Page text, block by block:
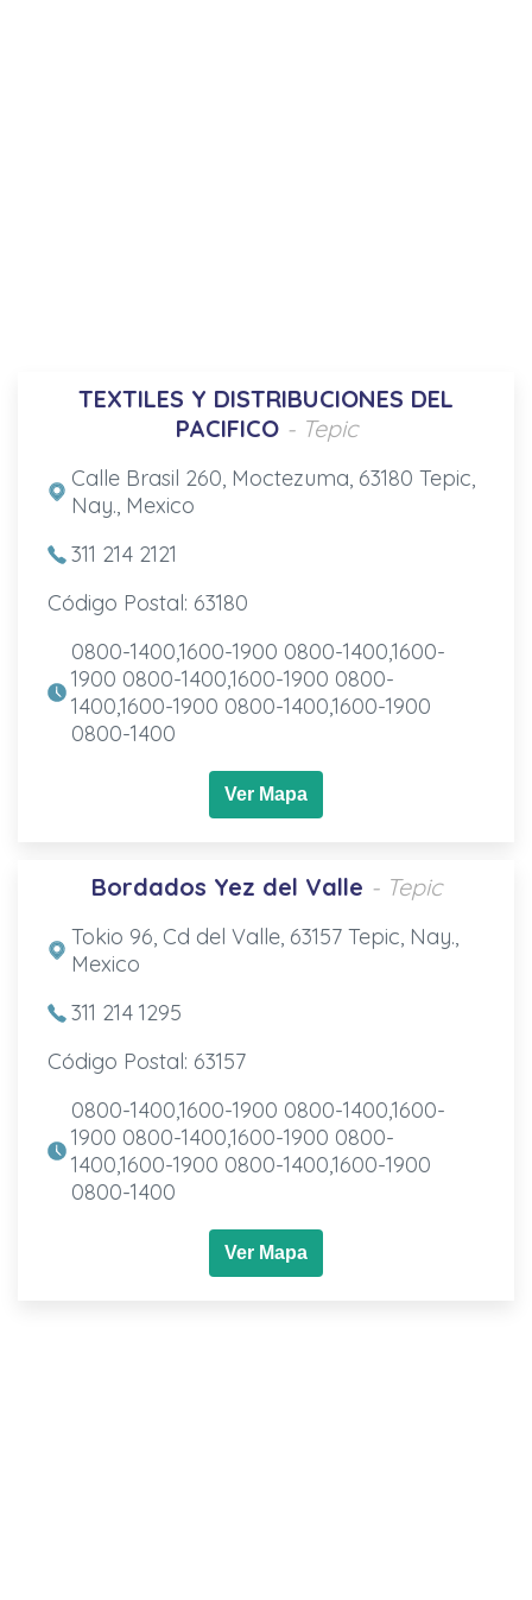
TEXTILES Y DISTRIBUCIONES DEL
PACIFICO - Tepic
Calle Brasil 260, Moctezuma, 63180 Tepic,
Nay., Mexico
311 214 2121
Código Postal: 63180
0800-1400,1600-1900 0800-1400,1600-
1900 0800-1400,1600-1900 0800-
1400,1600-1900 0800-1400,1600-1900
0800-1400
Ver Mapa
Bordados Yez del Valle - Tepic
Tokio 96, Cd del Valle, 63157 Tepic, Nay.,
Mexico
311 214 1295
Código Postal: 63157
0800-1400,1600-1900 0800-1400,1600-
1900 0800-1400,1600-1900 0800-
1400,1600-1900 0800-1400,1600-1900
0800-1400
Ver Mapa